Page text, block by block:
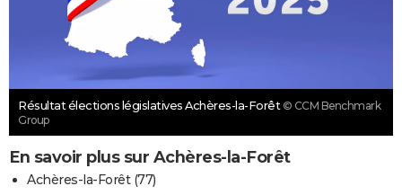
Résultat élections législatives Achères-la-Forêt © CCM Benchmark
Group
En savoir plus sur Achères-la-Forêt
Achères-la-Forêt (77)